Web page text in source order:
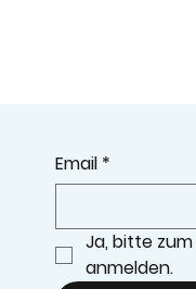
Email *
Ja, bitte
anmelden.